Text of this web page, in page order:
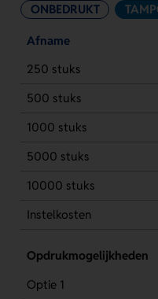
ONBEDRUKT
Afname
250 stuks
500 stuks
1000 stuks
5000 stuks
10000 stuks
Instelkosten
Opdrukmogelijkheden
Optie 1